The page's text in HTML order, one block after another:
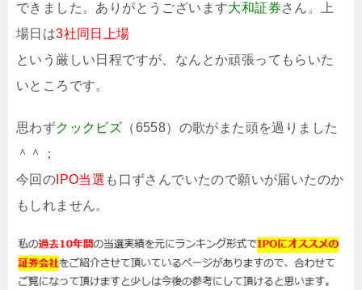
できました。ありがとうございます大和証券さん。上
場日は3社同日上場
という厳しい日程ですが、なんとか頑張ってもらいた
いところです。
思わずクックビズ （6558）の歌がまた頭を過りました
＾＾；
今回の IPO当選 も口ずさんでいたので願いが届いたのか
もしれません。